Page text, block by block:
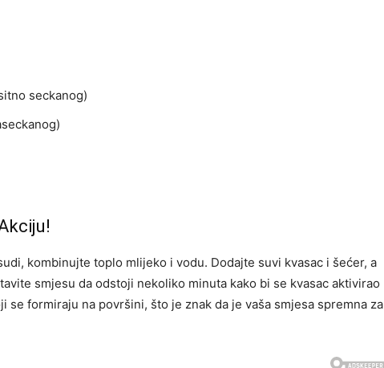
seckanog)
kombinujte toplo mlijeko i vodu. Dodajte suvi kvasac i šećer, a
smjesu da odstoji nekoliko minuta kako bi se kvasac aktivirao
formiraju na površini, što je znak da je vaša smjesa spremna za